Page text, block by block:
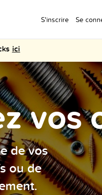
ici
S'inscrire Se
vos
de vos
ou de